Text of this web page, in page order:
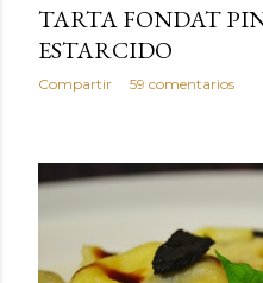
TARTA FONDAT
ESTARCIDO
Compartir 59 comentarios